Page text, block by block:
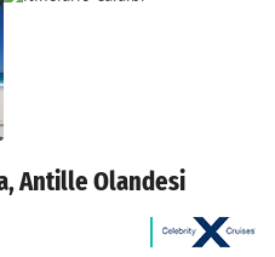
Antille Olandesi